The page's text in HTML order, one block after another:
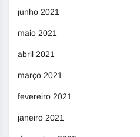
junho 2021
maio 2021
abril 2021
março 2021
fevereiro 2021
janeiro 2021